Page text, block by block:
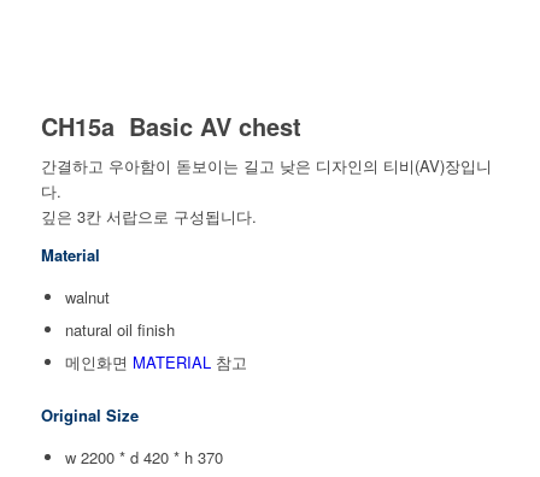
CH15a Basic AV chest
간결하고 우아함이 돋보이는 길고 낮은 디자인의 티비(AV)장입니
다.
깊은 3칸 서랍으로 구성됩니다.
Material
walnut
natural oil finish
메인화면 MATERIAL참고
Original Size
w 2200 * d 420 * h 370